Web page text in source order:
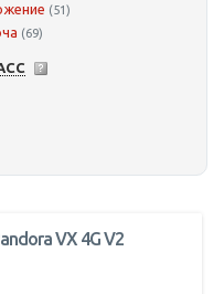
(51)
(69)
VX 4G V2